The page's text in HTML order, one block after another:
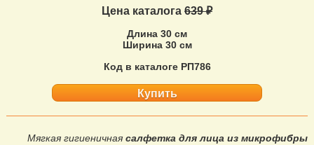
Цена каталога 639 ₽
Длина 30 см
Ширина 30 см
Код в каталоге РП786
Купить
Мягкая гигиеничная салфетка для лица из микрофибры